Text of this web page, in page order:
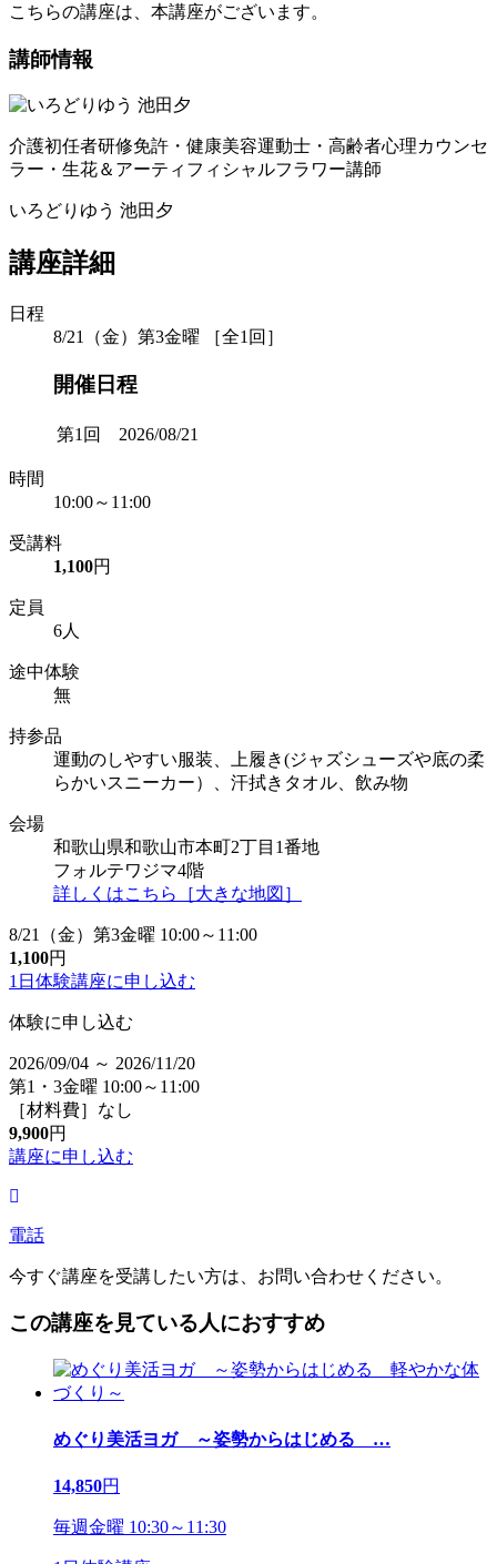
こちらの講座は、本講座がございます。
講師情報
介護初任者研修免許・健康美容運動士・高齢者心理カウンセ
ラー・生花＆アーティフィシャルフラワー講師
いろどりゆう 池田夕
講座詳細
日程
8/21（金）第3金曜 ［全1回］
開催日程
第1回 2026/08/21
時間
10:00～11:00
受講料
1,100円
定員
6人
途中体験
無
持参品
運動のしやすい服装、上履き(ジャズシューズや底の柔
らかいスニーカー）、汗拭きタオル、飲み物
会場
和歌山県和歌山市本町2丁目1番地
フォルテワジマ4階
詳しくはこちら［大きな地図］
8/21（金）第3金曜 10:00～11:00
1,100円
1日体験講座に申し込む
体験に申し込む
2026/09/04 ～ 2026/11/20
第1・3金曜 10:00～11:00
［材料費］なし
9,900円
講座に申し込む
電話
今すぐ講座を受講したい方は、お問い合わせください。
この講座を見ている人におすすめ
めぐり美活ヨガ ～姿勢からはじめる …
14,850円
毎週金曜 10:30～11:30